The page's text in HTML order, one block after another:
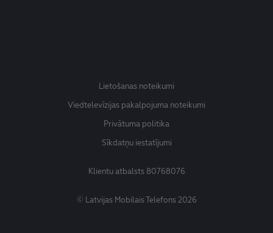
Lietošanas noteikumi
Viedtelevīzijas pakalpojuma noteikumi
Privātuma politika
Sīkdatņu iestatījumi
Klientu atbalsts80768076
© Latvijas Mobilais Telefons 2026